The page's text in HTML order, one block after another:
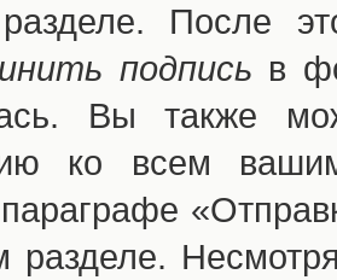
После
подпись в
Вы также
ко всем
разделе.